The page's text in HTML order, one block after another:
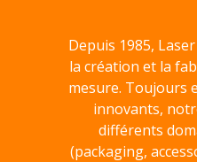
Depuis 1985,
la création et la
mesure. Toujours
innovants,
différents
(packaging,